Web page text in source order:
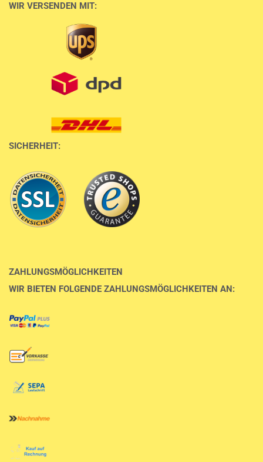
WIR VERSENDEN MIT:
SICHERHEIT:
ZAHLUNGSMÖGLICHKEITEN
WIR BIETEN FOLGENDE ZAHLUNGSMÖGLICHKEITEN AN: